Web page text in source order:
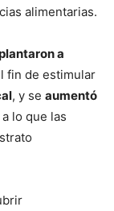
alimentarias.
a
fin de estimular
, y se aumentó
lo que las